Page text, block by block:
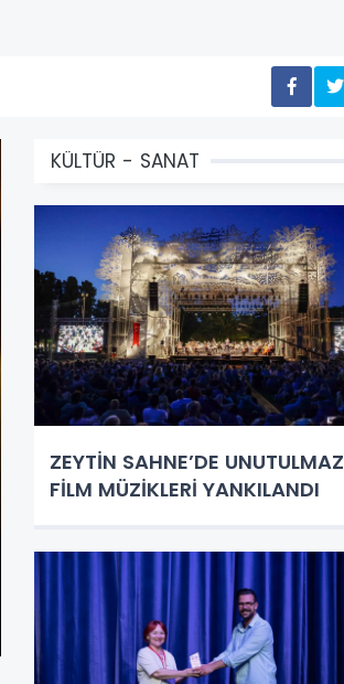
KÜLTÜR - SANAT
ZEYTİN SAHNE’DE UNUTULMAZ
FİLM MÜZİKLERİ YANKILANDI